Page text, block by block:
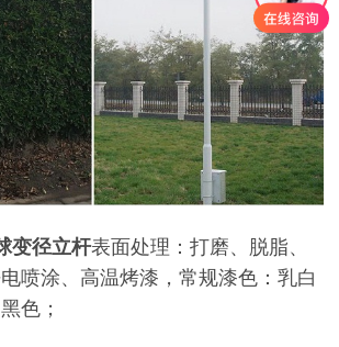
变径立杆表面处理：打磨、脱脂、
喷涂、高温烤漆，常规漆色：乳白
色；